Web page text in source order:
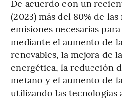
De acuerdo con un
(2023) más del 80% de
emisiones necesarias
mediante el aumento de
renovables, la mejora de
energética, la reducción
metano y el aumento de
utilizando las tecnologías